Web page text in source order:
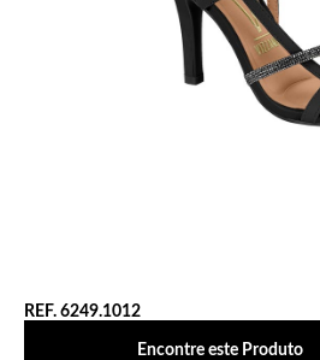
REF. 6249.1012
Encontre este Produto